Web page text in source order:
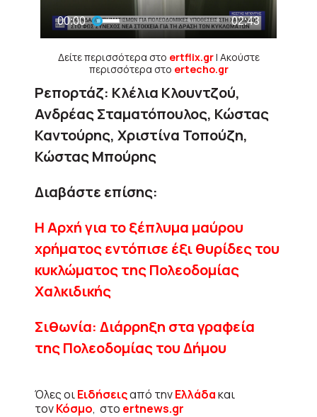
Δείτε περισσότερα στο ertflix.gr| Ακούστε
περισσότερα στο ertecho.gr
Ρεπορτάζ: Κλέλια Κλουντζού,
Ανδρέας Σταματόπουλος, Κώστας
Καντούρης, Χριστίνα Τοπούζη,
Κώστας Μπούρης
Διαβάστε επίσης:
Η Αρχή για το ξέπλυμα μαύρου
χρήματος εντόπισε έξι θυρίδες του
κυκλώματος της Πολεοδομίας
Χαλκιδικής
Σιθωνία: Διάρρηξη στα γραφεία
της Πολεοδομίας του Δήμου
Όλες οιΕιδήσειςαπό τηνΕλλάδακαι
τονΚόσμο, στο ertnews.gr